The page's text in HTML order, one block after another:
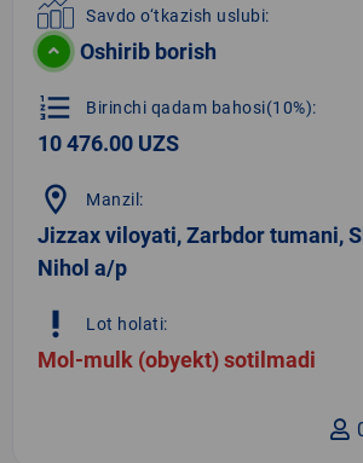
Savdo o‘tkazish uslubi:
Oshirib borish
format_list_numbered Birinchi qadam bahosi(10%):
10 476.00 UZS
location_on Manzil:
Jizzax viloyati, Zarbdor tumani,
Nihol a/p
priority_high Lot holati:
Mol-mulk (obyekt) sotilmadi